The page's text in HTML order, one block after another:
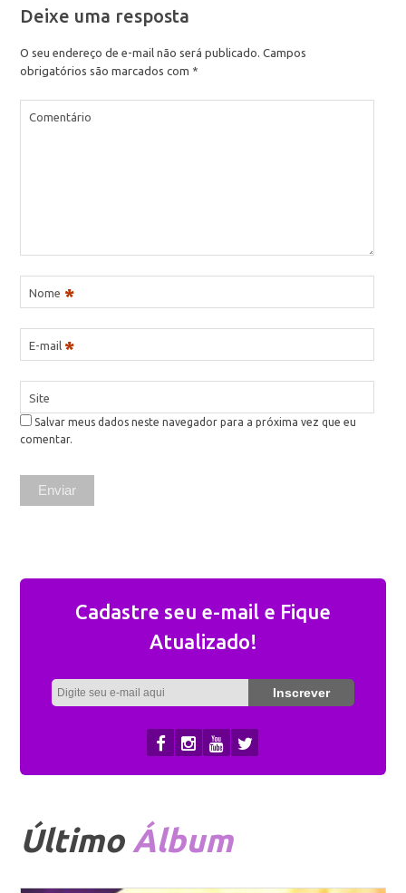
Deixe uma resposta
O seu endereço de e-mail não será publicado. Campos
obrigatórios são marcados com *
Comentário
Nome *
E-mail *
Site
Salvar meus dados neste navegador para a próxima vez que eu
comentar.
Cadastre seu e-mail e Fique
Atualizado!
Último Álbum